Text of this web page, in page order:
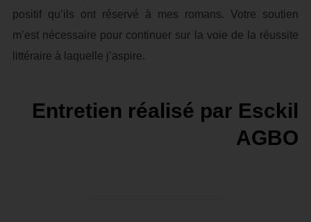
positif qu’ils ont réservé à mes romans. Votre soutien
m’est nécessaire pour continuer sur la voie de la réussite
littéraire à laquelle j’aspire.
Entretien réalisé par Esckil
AGBO